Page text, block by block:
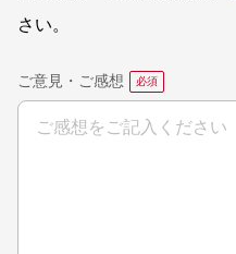
さい。
ご意見・ご感想